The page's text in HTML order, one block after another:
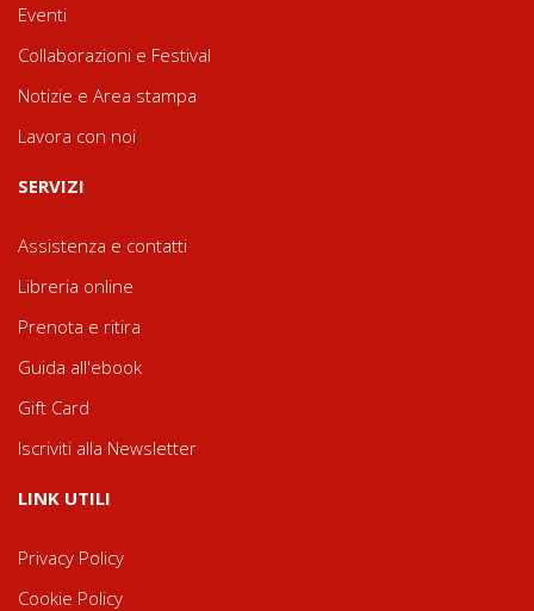
Eventi
Collaborazioni e Festival
Notizie e Area stampa
Lavora con noi
SERVIZI
Assistenza e contatti
Libreria online
Prenota e ritira
Guida all'ebook
Gift Card
Iscriviti alla Newsletter
LINK UTILI
Privacy Policy
Cookie Policy